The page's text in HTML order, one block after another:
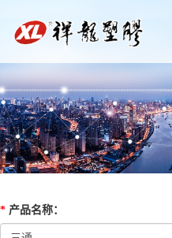
* 产品名称：